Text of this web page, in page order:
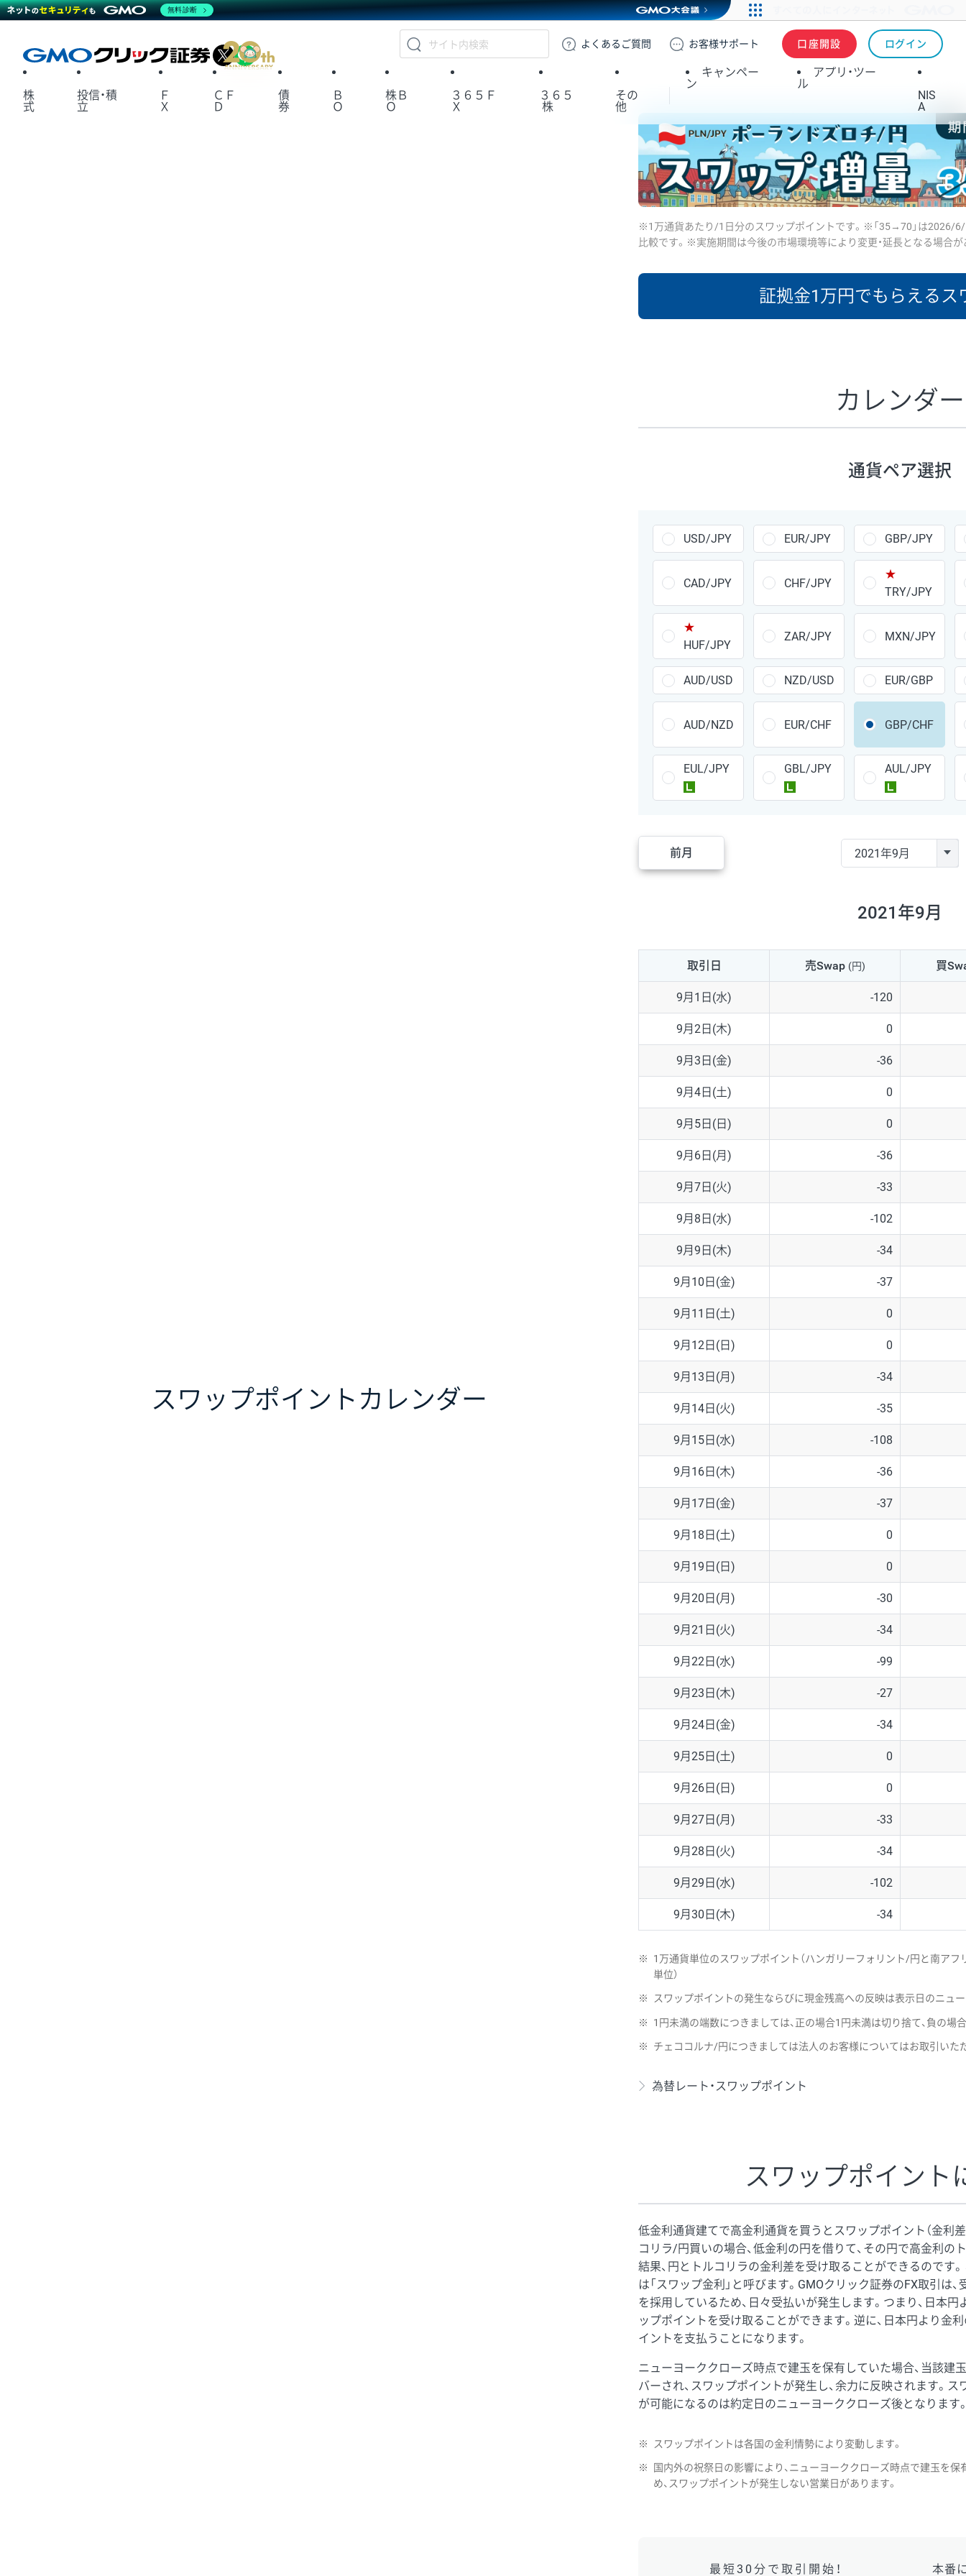
GMOクリック証券
よくある ご質問 お客様サポート 口座開設 ログイン
X
株
式
投信・積
立
Ｆ
Ｘ
ＣＦ
Ｄ
債
券
Ｂ
Ｏ
株Ｂ
Ｏ
３６５Ｆ
Ｘ
３６５
株
その
他
キャンペー
ン
アプリ・ツー
ル
NIS
A
スワップポイント カレンダー
※1万通貨あたり/1日分のスワップポイントです。※「35→70」は2026/6/
比較です。※実施期間は今後の市場環境等により変更・延長となる場合が
証拠金1万円でもらえるス
あたりの
ポイント
GBP/JPY 170円
AUD/JPY 106円
NZD/JPY 28円
CAD/JPY 38円
CHF/JPY 34円
PLN/JPY 35円
HUF/JPY 16円
ZAR/JPY 130円
MXN/JPY 140円
AUD/USD
NZD/USD 41円
EUR/GBP 71円
EUR/AUD 103円
GBP/AUD 43円
AUD/NZD 66円
EUR/CHF 111円
GBP/CHF 220円
USD/CHF 160円
※2026/6/30の当社のスワップポイントおよび、同日の為替レートに
※取引証拠金は同日の当社為替レート（ニューヨーククローズ・MIDレ
※ハンガリーフォリント/円と南アフリカランド/円とメキシコペソ/
カレンダー
通貨ペア選択
USD/JPY EUR/JPY GBP/JPY
CAD/JPY CHF/JPY
★
TRY/JPY
★
HUF/JPY
ZAR/JPY MXN/JPY
AUD/USD NZD/USD EUR/GBP
AUD/NZD EUR/CHF GBP/CHF
EUL/JPY
GBL/JPY
AUL/JPY
前月
2021年9月
取引日 売Swap (円) 買
9月1日(水) -120
9月2日(木) 0
9月3日(金) -36
9月4日(土) 0
9月5日(日) 0
9月6日(月) -36
9月7日(火) -33
9月8日(水) -102
9月9日(木) -34
9月10日(金) -37
9月11日(土) 0
9月12日(日) 0
9月13日(月) -34
9月14日(火) -35
9月15日(水) -108
9月16日(木) -36
9月17日(金) -37
9月18日(土) 0
9月19日(日) 0
9月20日(月) -30
9月21日(火) -34
9月22日(水) -99
9月23日(木) -27
9月24日(金) -34
9月25日(土) 0
9月26日(日) 0
9月27日(月) -33
9月28日(火) -34
9月29日(水) -102
9月30日(木) -34
※
1万通貨単位のスワップポイント（ハンガリーフォリント/円と南ア
単位）
※ スワップポイントの発生ならびに現金残高への反映は表示日のニュ
※ 1円未満の端数につきましては、正の場合1円未満は切り捨て、負の場
※ チェココルナ/円につきましては法人のお客様についてはお取引いた
為替レート・スワップポイント
スワップポイント
低金利通貨建てで高金利通貨を買うとスワップポイント（金利
コリラ/円買いの場合、低金利の円を借りて、その円で高金利の
結果、円とトルコリラの金利差を受け取ることができるのです
は「スワップ金利」と呼びます。GMOクリック証券のFX取引は
を採用しているため、日々受払いが発生します。つまり、日本
ップポイントを受け取ることができます。逆に、日本円より金
イントを支払うことになります。
ニューヨーククローズ時点で建玉を保有していた場合、当該建
バーされ、スワップポイントが発生し、余力に反映されます。
が可能になるのは約定日のニューヨーククローズ後となります
※ スワップポイントは各国の金利情勢により変動します。
※
国内外の祝祭日の影響により、ニューヨーククローズ時点で建玉を
め、スワップポイントが発生しない営業日があります。
最短30分で取引開始！ 本番
無料診断